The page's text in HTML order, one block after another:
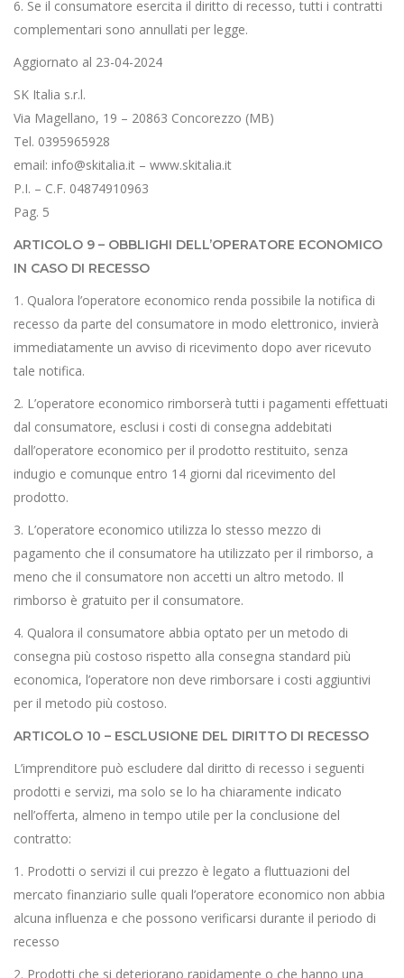
6. Se il consumatore esercita il diritto di recesso, tutti i contratti
complementari sono annullati per legge.
Aggiornato al 23-04-2024
SK Italia s.r.l.
Via Magellano, 19 – 20863 Concorezzo (MB)
Tel. 0395965928
email: info@skitalia.it – www.skitalia.it
P.I. – C.F. 04874910963
Pag. 5
ARTICOLO 9 – OBBLIGHI DELL’OPERATORE ECONOMICO
IN CASO DI RECESSO
1. Qualora l’operatore economico renda possibile la notifica di
recesso da parte del consumatore in modo elettronico, invierà
immediatamente un avviso di ricevimento dopo aver ricevuto
tale notifica.
2. L’operatore economico rimborserà tutti i pagamenti effettuati
dal consumatore, esclusi i costi di consegna addebitati
dall’operatore economico per il prodotto restituito, senza
indugio e comunque entro 14 giorni dal ricevimento del
prodotto.
3. L’operatore economico utilizza lo stesso mezzo di
pagamento che il consumatore ha utilizzato per il rimborso, a
meno che il consumatore non accetti un altro metodo. Il
rimborso è gratuito per il consumatore.
4. Qualora il consumatore abbia optato per un metodo di
consegna più costoso rispetto alla consegna standard più
economica, l’operatore non deve rimborsare i costi aggiuntivi
per il metodo più costoso.
ARTICOLO 10 – ESCLUSIONE DEL DIRITTO DI RECESSO
L’imprenditore può escludere dal diritto di recesso i seguenti
prodotti e servizi, ma solo se lo ha chiaramente indicato
nell’offerta, almeno in tempo utile per la conclusione del
contratto:
1. Prodotti o servizi il cui prezzo è legato a fluttuazioni del
mercato finanziario sulle quali l’operatore economico non abbia
alcuna influenza e che possono verificarsi durante il periodo di
recesso
2. Prodotti che si deteriorano rapidamente o che hanno una